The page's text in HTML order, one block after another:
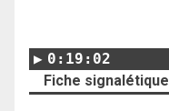
0:19:02
Fiche signalétique